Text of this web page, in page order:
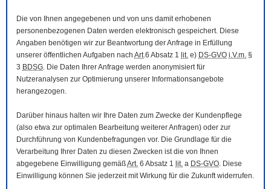
Die von Ihnen angegebenen und von uns damit erhobenen
personenbezogenen Daten werden elektronisch gespeichert. Diese
Angaben benötigen wir zur Beantwortung der Anfrage in Erfüllung
unserer öffentlichen Aufgaben nach Art.6 Absatz 1 lit. e) DS-GVO i.V.m. §
3 BDSG. Die Daten Ihrer Anfrage werden anonymisiert für
Nutzeranalysen zur Optimierung unserer Informationsangebote
herangezogen.
Darüber hinaus halten wir Ihre Daten zum Zwecke der Kundenpflege
(also etwa zur optimalen Bearbeitung weiterer Anfragen) oder zur
Durchführung von Kundenbefragungen vor. Die Grundlage für die
Verarbeitung Ihrer Daten zu diesen Zwecken ist die von Ihnen
abgegebene Einwilligung gemäßArt. 6 Absatz 1 lit. a DS-GVO. Diese
Einwilligung können Sie jederzeit mit Wirkung für die Zukunft widerrufen.